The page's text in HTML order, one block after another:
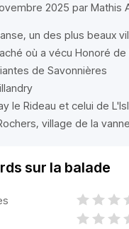
2025 par Mathis
un des plus beaux
où a vécu Honoré de
de Savonnières
le Rideau et celui de
village de la
sur la balade